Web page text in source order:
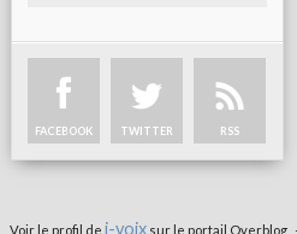
FACEBOOK TWITTER RSS
Voir le profil de i-voixsur le portail Overblog